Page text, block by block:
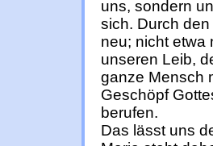
uns, sondern
sich. Durch
neu; nicht etwa
unseren Leib,
ganze Mensch
Geschöpf
berufen.
Das lässt uns